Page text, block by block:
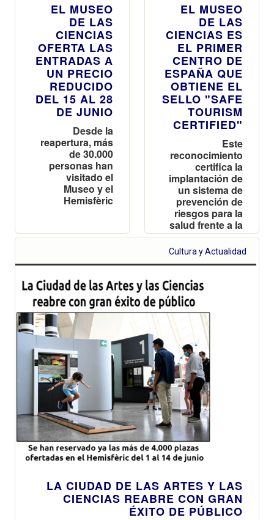
EL MUSEO
DE LAS
CIENCIAS
OFERTA LAS
ENTRADAS A
UN PRECIO
REDUCIDO
DEL 15 AL 28
DE JUNIO
Desde la
reapertura, más
de 30.000
personas han
visitado el
Museo y el
Hemisfèric
EL MUSEO
DE LAS
CIENCIAS ES
EL PRIMER
CENTRO DE
ESPAÑA QUE
OBTIENE EL
SELLO "SAFE
TOURISM
CERTIFIED"
Este
reconocimiento
certifica la
implantación de
un sistema de
prevención de
riesgos para la
salud frente a la
COVID-19
Cultura y Actualidad
LA CIUDAD DE LAS ARTES Y LAS
CIENCIAS REABRE CON GRAN
ÉXITO DE PÚBLICO